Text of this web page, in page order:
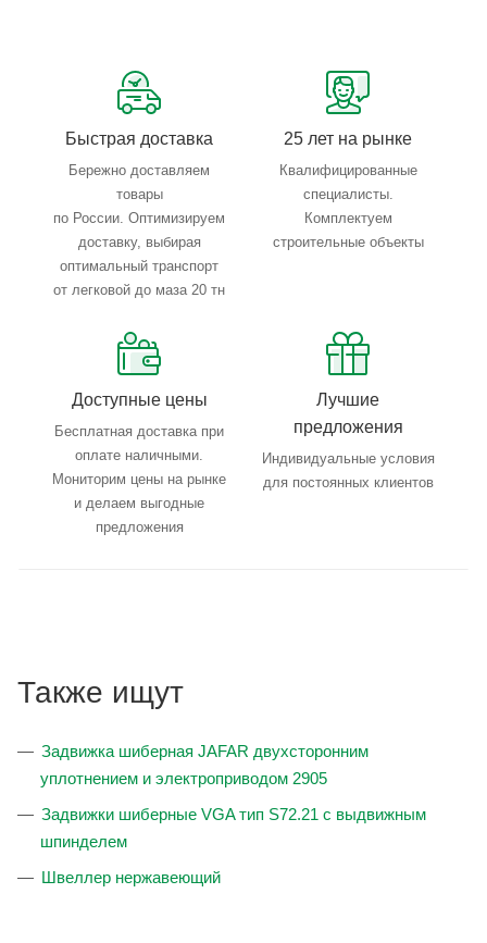
Тройной весовой контроль: въезд, погрузка, выезд
Быстрая доставка
Бережно доставляем
товары
по России. Оптимизируем
доставку, выбирая
оптимальный транспорт
от легковой до маза 20 тн
25 лет на рынке
Квалифицированные
специалисты.
Комплектуем
строительные объекты
Доступные цены
Бесплатная доставка при
оплате наличными.
Мониторим цены на рынке
и делаем выгодные
предложения
Лучшие
предложения
Индивидуальные условия
для постоянных клиентов
Также ищут
Задвижка шиберная JAFAR двухсторонним
уплотнением и электроприводом 2905
Задвижки шиберные VGA тип S72.21 с выдвижным
шпинделем
Швеллер нержавеющий